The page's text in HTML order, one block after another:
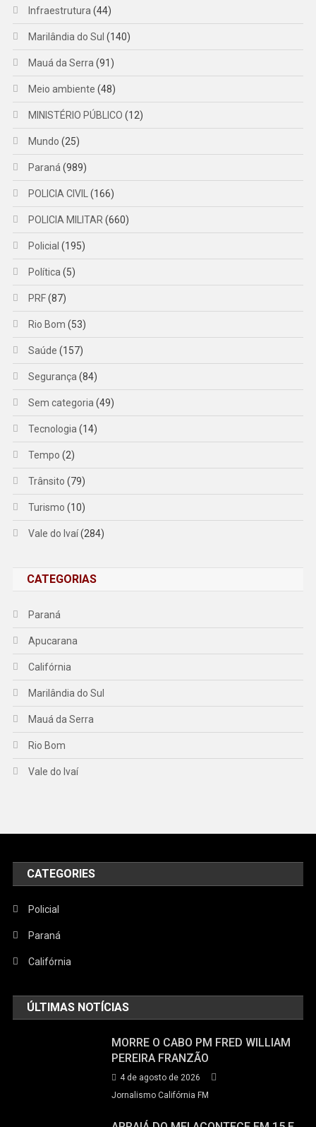
Infraestrutura (44)
Marilândia do Sul (140)
Mauá da Serra (91)
Meio ambiente (48)
MINISTÉRIO PÚBLICO (12)
Mundo (25)
Paraná (989)
POLICIA CIVIL (166)
POLICIA MILITAR (660)
Policial (195)
Política (5)
PRF(87)
Rio Bom (53)
Saúde (157)
Segurança (84)
Sem categoria (49)
Tecnologia (14)
Tempo (2)
Trânsito (79)
Turismo (10)
Vale do Ivaí(284)
CATEGORIAS
Paraná
Apucarana
Califórnia
Marilândia do Sul
Mauá da Serra
Rio Bom
Vale do Ivaí
CATEGORIES
Policial
Paraná
Califórnia
ÚLTIMAS NOTÍCIAS
MORRE O CABO PM FRED WILLIAM
PEREIRA FRANZÃO
4 de agosto de 2026
Jornalismo Califórnia FM